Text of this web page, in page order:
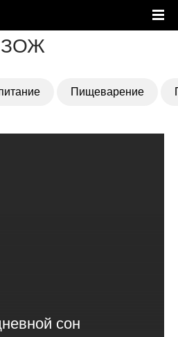
ЗОЖ
Пищеварение
сон